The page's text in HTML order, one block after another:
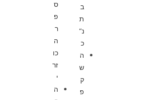
ב
ת
נ”
כ
ה
ש
ק
פ
ס
פ
ר
ה
כו
זר
י
ה